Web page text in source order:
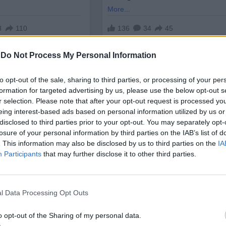
Do Not Process My Personal Information
opt-out of the sale, sharing to third parties, or processing of your
for targeted advertising by us, please use the below opt-out
selection. Please note that after your opt-out request is processed
interest-based ads based on personal information utilized by us
to third parties prior to your opt-out. You may separately
of your personal information by third parties on the IAB’s list of
This information may also be disclosed by us to third parties on the
Participants that may further disclose it to other third parties.
Data Processing Opt Outs
opt-out of the Sharing of my personal data.
монтирани през1966 г., други два през1982 г.
срок на конструкциите е40 години,
технически прегледна всеки 5 години
е спазван. Проверява се и дейността на
Тъй като по конструкциите
е образувано дело за небрежност
, пише The